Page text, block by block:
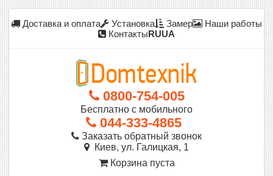
Доставка и оплата Установка Замер
Наши работы
КонтактыRUUA
0800-754-005
Бесплатно с мобильного
044-333-4865
Заказать обратный звонок
Киев, ул. Галицкая, 1
Корзина пуста